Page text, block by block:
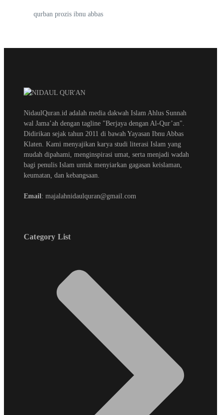
qurban prozis ibnu abbas
NidaulQuran.id adalah media dakwah Islam Ahlus Sunnah
wal Jama’ah dengan tagline "Berjaya dengan Al-Qur’an".
Didirikan sejak tahun 2011 di bawah Yayasan Ibnu Abbas
Klaten. Kami menyajikan karya studi literasi Islam yang
mudah dipahami, menginspirasi umat, serta menjadi wadah
bagi penulis Islam untuk menyiarkan gagasan keislaman,
keumatan, dan kebangsaan.
Email: majalahnidaulquran@gmail.com
Category List